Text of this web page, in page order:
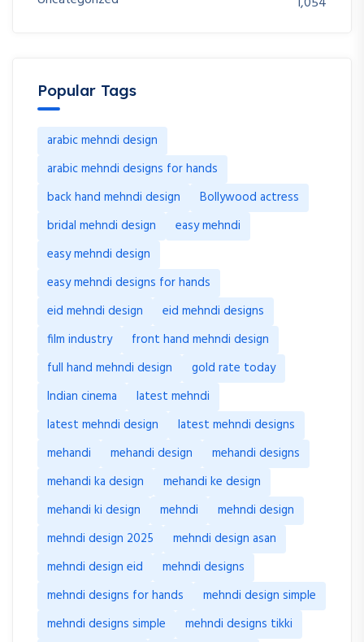
Popular Tags
arabic mehndi design
arabic mehndi designs for hands
back hand mehndi design
Bollywood actress
bridal mehndi design
easy mehndi
easy mehndi design
easy mehndi designs for hands
eid mehndi design
eid mehndi designs
film industry
front hand mehndi design
full hand mehndi design
gold rate today
Indian cinema
latest mehndi
latest mehndi design
latest mehndi designs
mehandi
mehandi design
mehandi designs
mehandi ka design
mehandi ke design
mehandi ki design
mehndi
mehndi design
mehndi design 2025
mehndi design asan
mehndi design eid
mehndi designs
mehndi designs for hands
mehndi design simple
mehndi designs simple
mehndi designs tikki